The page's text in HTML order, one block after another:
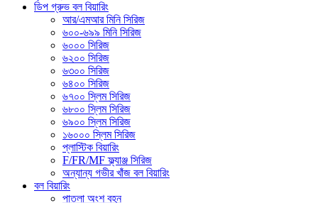
ডিপ গ্রুভ বল বিয়ারিং
আর/এমআর মিনি সিরিজ
৬০০-৬৯৯ মিনি সিরিজ
৬০০০ সিরিজ
৬২০০ সিরিজ
৬৩০০ সিরিজ
৬৪০০ সিরিজ
৬৭০০ স্লিম সিরিজ
৬৮০০ স্লিম সিরিজ
৬৯০০ স্লিম সিরিজ
১৬০০০ স্লিম সিরিজ
প্লাস্টিক বিয়ারিং
F/FR/MF ফ্ল্যাঞ্জ সিরিজ
অন্যান্য গভীর খাঁজ বল বিয়ারিং
বল বিয়ারিং
পাতলা অংশ বহন